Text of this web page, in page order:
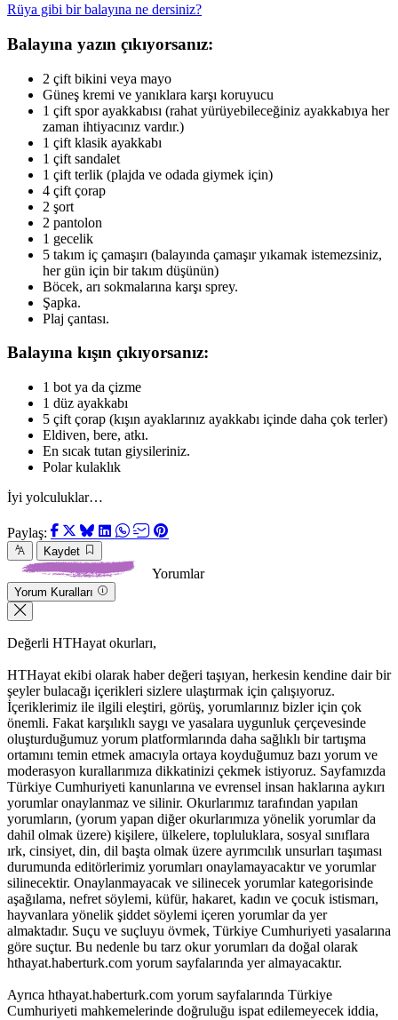
Rüya gibi bir balayına ne dersiniz?
Balayına yazın çıkıyorsanız:
2 çift bikini veya mayo
Güneş kremi ve yanıklara karşı koruyucu
1 çift spor ayakkabısı (rahat yürüyebileceğiniz ayakkabıya her
zaman ihtiyacınız vardır.)
1 çift klasik ayakkabı
1 çift sandalet
1 çift terlik (plajda ve odada giymek için)
4 çift çorap
2 şort
2 pantolon
1 gecelik
5 takım iç çamaşırı (balayında çamaşır yıkamak istemezsiniz,
her gün için bir takım düşünün)
Böcek, arı sokmalarına karşı sprey.
Şapka.
Plaj çantası.
Balayına kışın çıkıyorsanız:
1 bot ya da çizme
1 düz ayakkabı
5 çift çorap (kışın ayaklarınız ayakkabı içinde daha çok terler)
Eldiven, bere, atkı.
En sıcak tutan giysileriniz.
Polar kulaklık
İyi yolculuklar…
Paylaş:
Kaydet
Yorumlar
Yorum Kuralları
Değerli HTHayat okurları,
HTHayat ekibi olarak haber değeri taşıyan, herkesin kendine dair bir
şeyler bulacağı içerikleri sizlere ulaştırmak için çalışıyoruz.
İçeriklerimiz ile ilgili eleştiri, görüş, yorumlarınız bizler için çok
önemli. Fakat karşılıklı saygı ve yasalara uygunluk çerçevesinde
oluşturduğumuz yorum platformlarında daha sağlıklı bir tartışma
ortamını temin etmek amacıyla ortaya koyduğumuz bazı yorum ve
moderasyon kurallarımıza dikkatinizi çekmek istiyoruz. Sayfamızda
Türkiye Cumhuriyeti kanunlarına ve evrensel insan haklarına aykırı
yorumlar onaylanmaz ve silinir. Okurlarımız tarafından yapılan
yorumların, (yorum yapan diğer okurlarımıza yönelik yorumlar da
dahil olmak üzere) kişilere, ülkelere, topluluklara, sosyal sınıflara
ırk, cinsiyet, din, dil başta olmak üzere ayrımcılık unsurları taşıması
durumunda editörlerimiz yorumları onaylamayacaktır ve yorumlar
silinecektir. Onaylanmayacak ve silinecek yorumlar kategorisinde
aşağılama, nefret söylemi, küfür, hakaret, kadın ve çocuk istismarı,
hayvanlara yönelik şiddet söylemi içeren yorumlar da yer
almaktadır. Suçu ve suçluyu övmek, Türkiye Cumhuriyeti yasalarına
göre suçtur. Bu nedenle bu tarz okur yorumları da doğal olarak
hthayat.haberturk.com yorum sayfalarında yer almayacaktır.
Ayrıca hthayat.haberturk.com yorum sayfalarında Türkiye
Cumhuriyeti mahkemelerinde doğruluğu ispat edilemeyecek iddia,